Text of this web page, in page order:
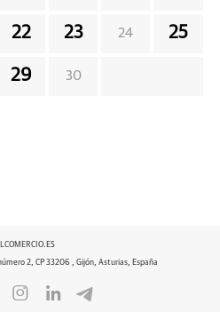
22 23 24 25
29 30
2, CP 33206 , Gijón, Asturias, España